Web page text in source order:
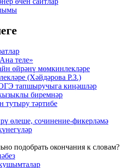
теле»
өйрәнү мөмкинлекләре
(Хәйдәрова Р.З.)
тапшыручыга киңәшләр
биремнәр
тәртибе
өлеше, сочинение-фикерләмә
подобрать окончания к словам?